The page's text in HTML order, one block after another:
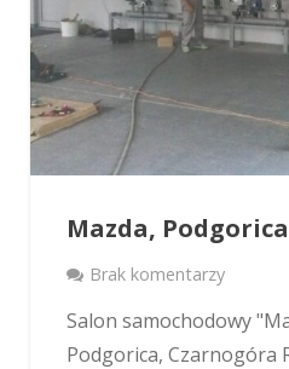
Mazda,
Brak komentarzy
Salon samochodowy
Podgorica, Czarnogóra